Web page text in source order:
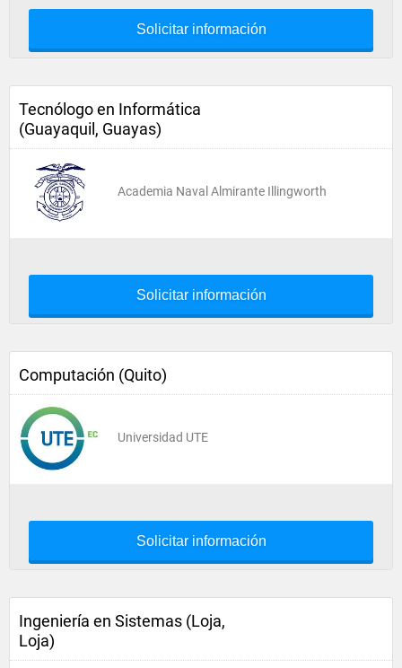
Solicitar información
Tecnólogo en Informática
(Guayaquil, Guayas)
Academia Naval Almirante Illingworth
Solicitar información
Computación (Quito)
Universidad UTE
Solicitar información
Ingeniería en Sistemas (Loja,
Loja)